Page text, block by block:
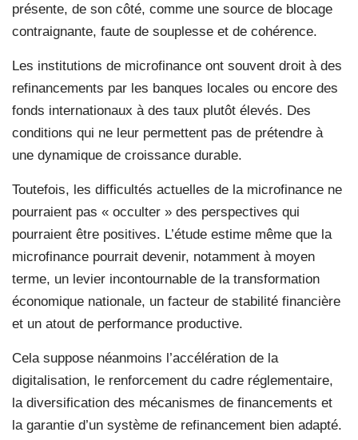
présente, de son côté, comme une source de blocage
contraignante, faute de souplesse et de cohérence.
Les institutions de microfinance ont souvent droit à des
refinancements par les banques locales ou encore des
fonds internationaux à des taux plutôt élevés. Des
conditions qui ne leur permettent pas de prétendre à
une dynamique de croissance durable.
Toutefois, les difficultés actuelles de la microfinance ne
pourraient pas « occulter » des perspectives qui
pourraient être positives. L’étude estime même que la
microfinance pourrait devenir, notamment à moyen
terme, un levier incontournable de la transformation
économique nationale, un facteur de stabilité financière
et un atout de performance productive.
Cela suppose néanmoins l’accélération de la
digitalisation, le renforcement du cadre réglementaire,
la diversification des mécanismes de financements et
la garantie d’un système de refinancement bien adapté.